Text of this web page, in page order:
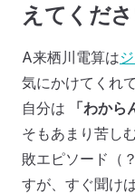
えてくだ
A来栖川電算は
気にかけてくれ
自分は
「わか
そもあまり苦し
敗エピソード（
すが、すぐ聞け